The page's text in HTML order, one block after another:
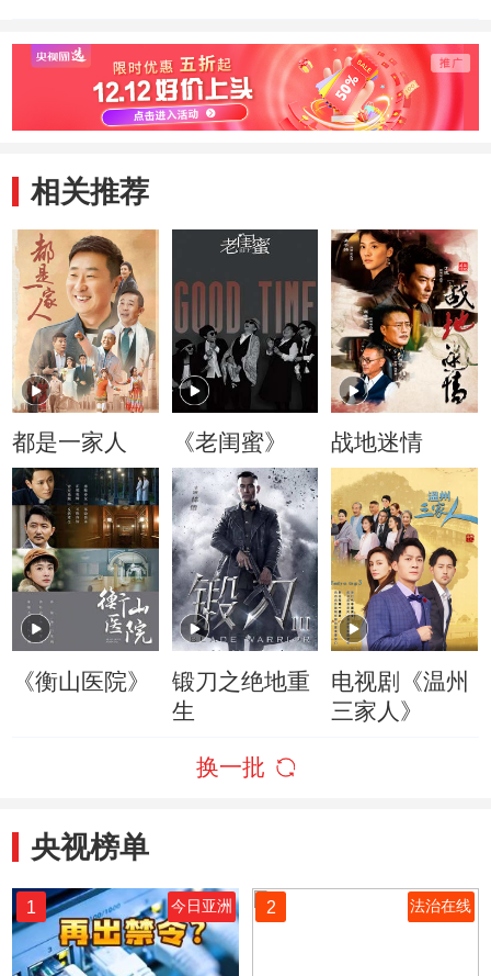
创作 致敬革命先
辈
仰之美
相关推荐
都是一家人 《老闺蜜》 战地迷情
《衡山医院》
锻刀之绝地重
生
电视剧《温州
三家人》
换一批
央视榜单
1 今日亚洲 2 法治在线